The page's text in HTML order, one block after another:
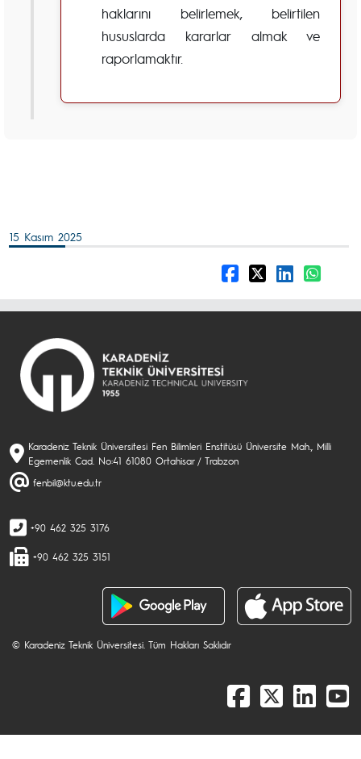
haklarını belirlemek, belirtilen
hususlarda kararlar almak ve
raporlamaktır.
15 Kasım 2025
Karadeniz Teknik Üniversitesi Fen Bilimleri Enstitüsü Üniversite Mah., Milli
Egemenlik Cad. No:41 61080 Ortahisar / Trabzon
fenbil@ktu.edu.tr
+90 462 325 3176
+90 462 325 3151
© Karadeniz Teknik Üniversitesi. Tüm Hakları Saklıdır